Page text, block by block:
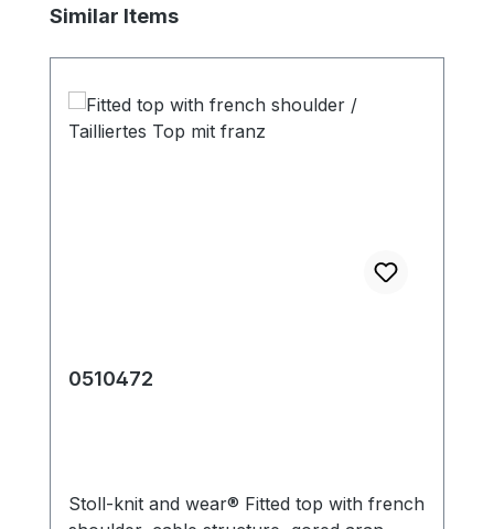
Ignorer la galerie de produits
Similar Items
0510472
Stoll-knit and wear® Fitted top with french